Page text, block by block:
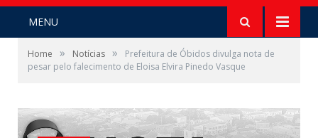
MENU
Home » Notícias »
Prefeitura de Óbidos divulga nota de
pesar pelo falecimento de Eloisa Elvira Pinedo Vasque